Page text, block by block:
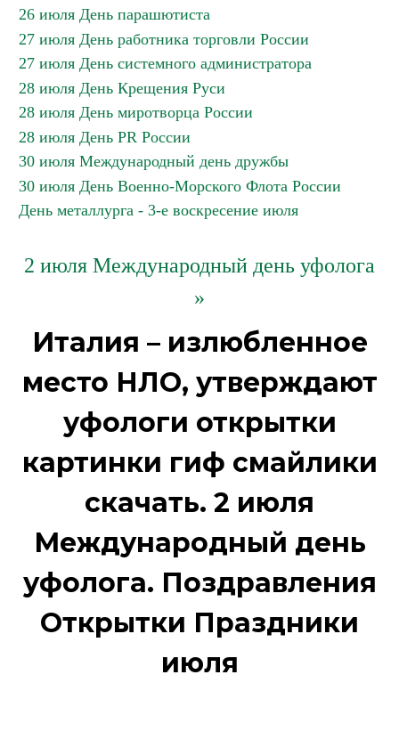
26 июля День парашютиста
27 июля День работника торговли России
27 июля День системного администратора
28 июля День Крещения Руси
28 июля День миротворца России
28 июля День PR России
30 июля Международный день дружбы
30 июля День Военно-Морского Флота России
День металлурга - 3-е воскресение июля
2 июля Международный день уфолога
»
Италия – излюбленное
место НЛО, утверждают
уфологи открытки
картинки гиф смайлики
скачать. 2 июля
Международный день
уфолога. Поздравления
Открытки Праздники
июля